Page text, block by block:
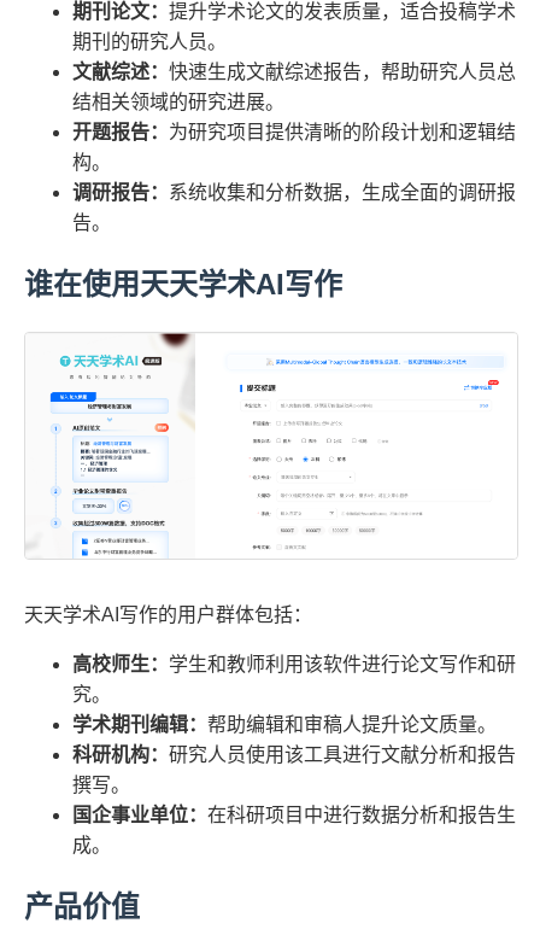
期刊论文： 提升学术论文的发表质量，适合投稿学术
期刊的研究人员。
文献综述： 快速生成文献综述报告，帮助研究人员总
结相关领域的研究进展。
开题报告： 为研究项目提供清晰的阶段计划和逻辑结
构。
调研报告： 系统收集和分析数据，生成全面的调研报
告。
谁在使用天天学术AI写作
天天学术AI写作的用户群体包括：
高校师生： 学生和教师利用该软件进行论文写作和研
究。
学术期刊编辑： 帮助编辑和审稿人提升论文质量。
科研机构： 研究人员使用该工具进行文献分析和报告
撰写。
国企事业单位： 在科研项目中进行数据分析和报告生
成。
产品价值